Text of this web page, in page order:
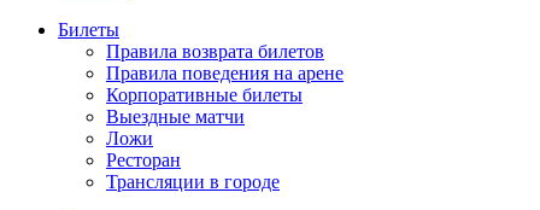
Билеты
Правила возврата билетов
Правила поведения на арене
Корпоративные билеты
Выездные матчи
Ложи
Ресторан
Трансляции в городе